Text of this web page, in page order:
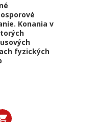
Konania v
fyzických